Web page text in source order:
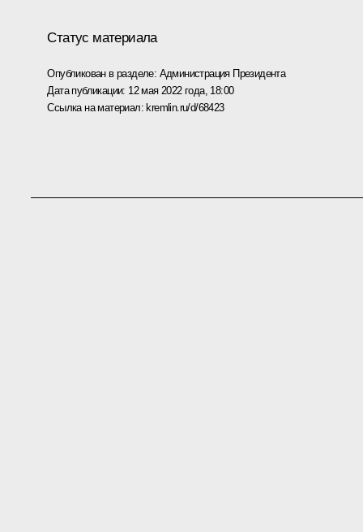
Статус материала
Опубликован в разделе: Администрация Президента
Дата публикации: 12 мая 2022 года, 18:00
Ссылка на материал: kremlin.ru/d/68423